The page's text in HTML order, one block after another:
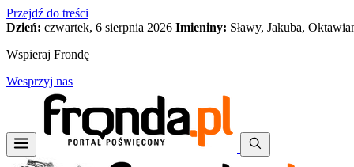
Przejdź do treści
Dzień: czwartek, 6 sierpnia 2026 Imieniny: Sławy, Jakuba,
Wspieraj Frondę
Wesprzyj nas